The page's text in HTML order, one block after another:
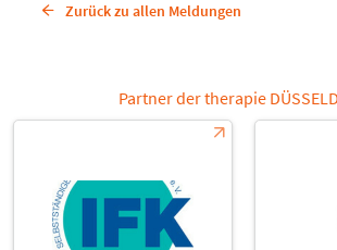
Zurück zu allen Meldungen
Partner der therapie